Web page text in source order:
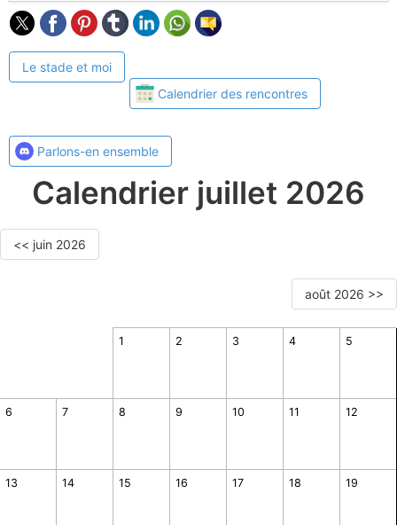
Le stade et moi
Calendrier des rencontres
Parlons-en ensemble
Calendrier juillet 2026
<< juin 2026
août 2026 >>
1 2 3 4 5
6 7 8 9 10 11 12
13 14 15 16 17 18 19